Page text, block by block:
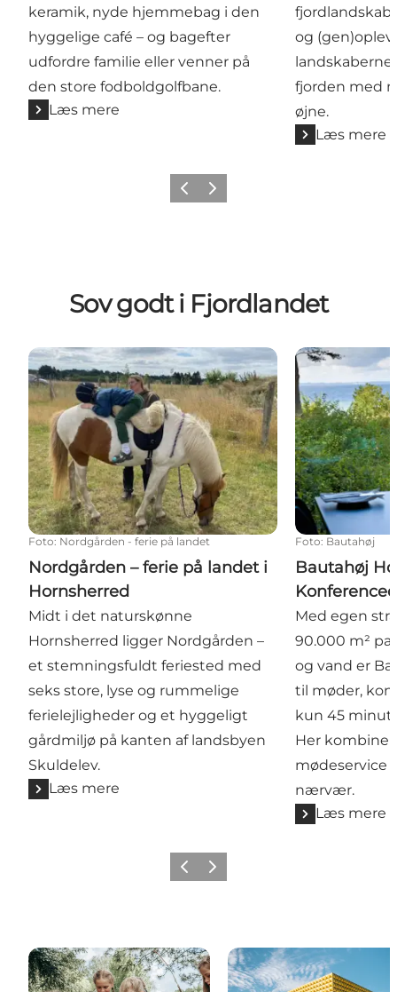
keramik, nyde hjemmebag i den
hyggelige café – og bagefter
udfordre familie eller venner på
den store fodboldgolfbane.
Læs mere
og
fjorden med
øjne.
Læs mere
Forrige billede
Næste billede
Sov godt i Fjordlandet
Nordgården – ferie på landet i Hornsherred
Foto: Nordgården - ferie på landet
Nordgården – ferie på landet i
Hornsherred
Midt i det naturskønne
Hornsherred ligger Nordgården –
et stemningsfuldt feriested med
seks store, lyse og rummelige
ferielejligheder og et hyggeligt
gårdmiljø på kanten af landsbyen
Skuldelev.
Læs mere
Bautahøj
Foto: Bautahøj
Bautahøj
Med egen
90.000 m²
og vand er
til møder,
kun 45
Her
mødeservice
nærvær.
Læs mere
Forrige billede
Næste billede